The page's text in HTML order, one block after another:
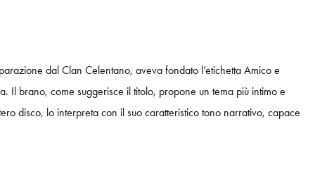
dal Clan Celentano, aveva fondato l’etichetta Amico e
Il brano, come suggerisce il titolo, propone un tema più intimo e
disco, lo interpreta con il suo caratteristico tono narrativo, capace